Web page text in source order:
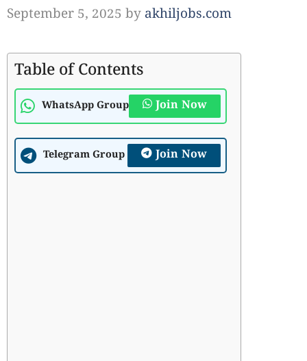
September 5, 2025 by akhiljobs.com
Table of Contents
WhatsApp Group Join Now
Telegram Group Join Now